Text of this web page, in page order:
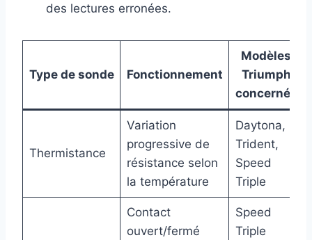
des lectures erronées.
Type de sonde Fonctionnement
Modèles
Triumph
concernés
Thermistance
Variation
progressive de
résistance selon
la température
Daytona,
Trident,
Speed
Triple
Contact
ouvert/fermé
Speed
Triple